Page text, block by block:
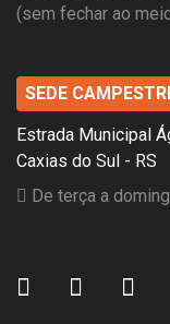
(sem fechar ao
SEDE
Estrada Municipal
Caxias do Sul - RS
De terça a